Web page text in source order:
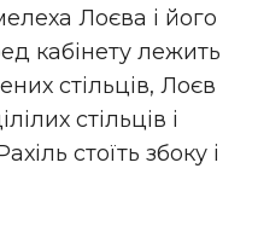
Лоєва і його
кабінету лежить
стільців, Лоєв
стільців і
стоїть збоку і